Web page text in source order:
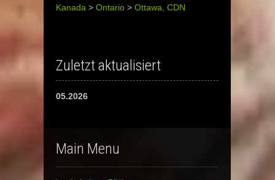
Kanada > Ontario > Ottawa, CDN
Zuletzt aktualisiert
05.2026
Main Menu